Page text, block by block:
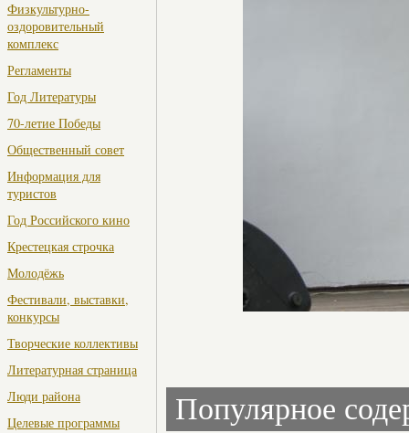
Физкультурно-
оздоровительный
комплекс
Регламенты
Год Литературы
70-летие Победы
Общественный совет
Информация для
туристов
Год Российского кино
Крестецкая строчка
Молодёжь
Фестивали, выставки,
конкурсы
Творческие коллективы
Литературная страница
Люди района
Целевые программы
Популярное